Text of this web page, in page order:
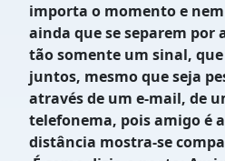
importa o momento e
ainda que se separem por
tão somente um sinal,
juntos, mesmo que seja
através de um e-mail, de
telefonema, pois amigo é
distância mostra-se